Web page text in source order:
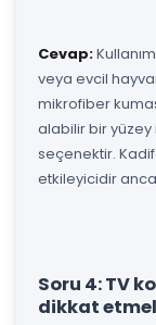
Cevap:
veya evcil
mikrofiber
alabilir bir yüzey
seçenektir.
etkileyicidir
Soru 4: TV
dikkat